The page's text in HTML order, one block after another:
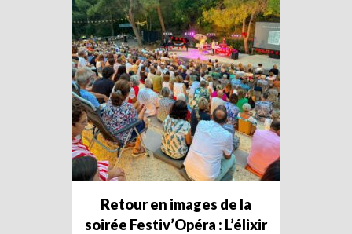
Retour en images de la
soirée Festiv’Opéra : L’élixir